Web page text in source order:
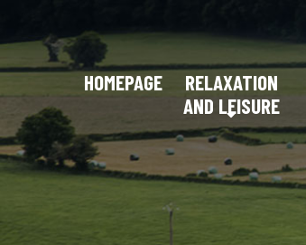
HOMEPAGE
RELAXATION
AND LEISURE